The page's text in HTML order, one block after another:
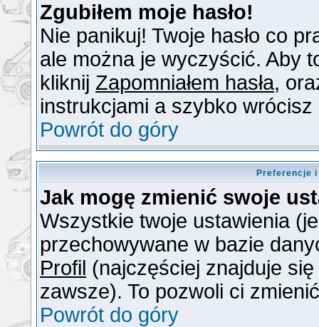
Zgubiłem moje hasło!
Nie panikuj! Twoje hasło co
ale można je wyczyścić. Aby
kliknij Zapomniałem hasła,
instrukcjami a szybko wrócisz
Powrót do góry
Preferencje
Jak mogę zmienić swoje
Wszystkie twoje ustawienia
przechowywane w bazie
Profil (najczęściej znajduje
zawsze). To pozwoli ci
Powrót do góry